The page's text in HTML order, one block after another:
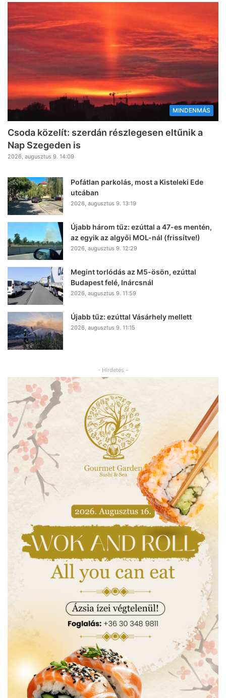
MINDENMÁS
Csoda közelít: szerdán részlegesen eltűnik a
Nap Szegeden is
2026, augusztus 9. 14:09
Pofátlan parkolás, most a Kisteleki Ede
utcában
2026, augusztus 9. 13:19
Újabb három tűz: ezúttal a 47-es mentén,
az egyik az algyői MOL-nál (frissítve!)
2026, augusztus 9. 12:29
Megint torlódás az M5-ösön, ezúttal
Budapest felé, Inárcsnál
2026, augusztus 9. 11:59
Újabb tűz: ezúttal Vásárhely mellett
2026, augusztus 9. 11:15
- Hirdetés -